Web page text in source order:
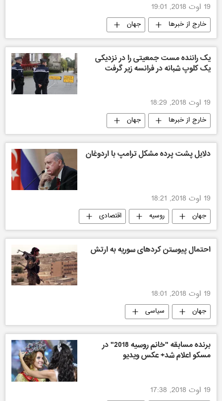
19 اوت 2018, 19:01
خارج از خبرها جهان
یک راننده مست جمعیتی را در نزدیکی
یک کلوپ شبانه در فرانسه زیر گرفت
19 اوت 2018, 18:29
خارج از خبرها جهان
دلایل پشت پرده مشکل ترامپ با اردوغان
19 اوت 2018, 18:21
جهان روسیه
اقتصادی
سیاسی
ایران آمریکا
احتمال پیوستن کردهای سوریه به ارتش
19 اوت 2018, 18:01
جهان سیاسی
برنده مسابقه "خانم روسیه 2018" در
مسکو اعلام شد+ عکس ویدیو
19 اوت 2018, 17:38